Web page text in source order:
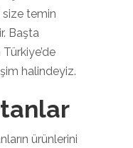
size temin
Başta
halindeyiz.
ürünlerini